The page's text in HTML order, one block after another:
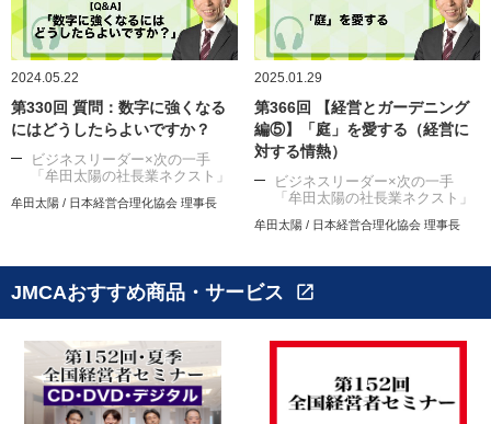
2024.05.22
第330回 質問：数字に強くなる
にはどうしたらよいですか？
ビジネスリーダー×次の一手
「牟田太陽の社長業ネクスト」
牟田太陽 / 日本経営合理化協会 理事長
2025.01.29
第366回 【経営とガーデニング
編⑤】「庭」を愛する（経営に
対する情熱）
ビジネスリーダー×次の一手
「牟田太陽の社長業ネクスト」
牟田太陽 / 日本経営合理化協会 理事長
JMCAおすすめ商品・サービス open_in_new